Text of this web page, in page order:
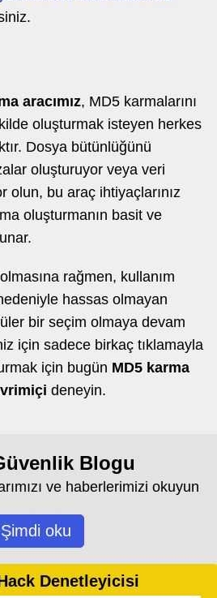
aracımız, MD5 karmalarını
oluşturmak isteyen herkes
Dosya bütünlüğünü
oluşturuyor veya veri
olun, bu araç ihtiyaçlarınız
oluşturmanın basit ve
rağmen, kullanım
hassas olmayan
bir seçim olmaya devam
için sadece birkaç tıklamayla
için bugün MD5 karma
deneyin.
Blogu
ve haberlerimizi okuyun
Şimdi oku
Denetleyicisi